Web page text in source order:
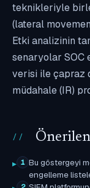
teknikleriyle
(lateral
Etki analizinin
senaryolar
verisi ile çapraz
müdahale (IR)
1 Bu göstergeyi
engelleme